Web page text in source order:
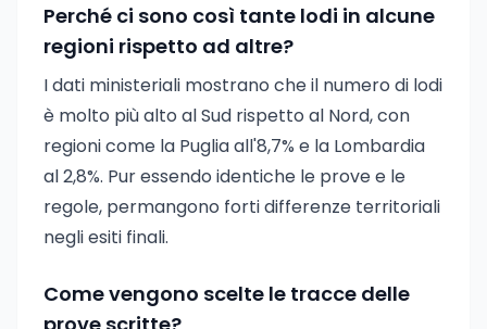
Perché ci sono così tante lodi in alcune
regioni rispetto ad altre?
I dati ministeriali mostrano che il numero di lodi
è molto più alto al Sud rispetto al Nord, con
regioni come la Puglia all'8,7% e la Lombardia
al 2,8%. Pur essendo identiche le prove e le
regole, permangono forti differenze territoriali
negli esiti finali.
Come vengono scelte le tracce delle